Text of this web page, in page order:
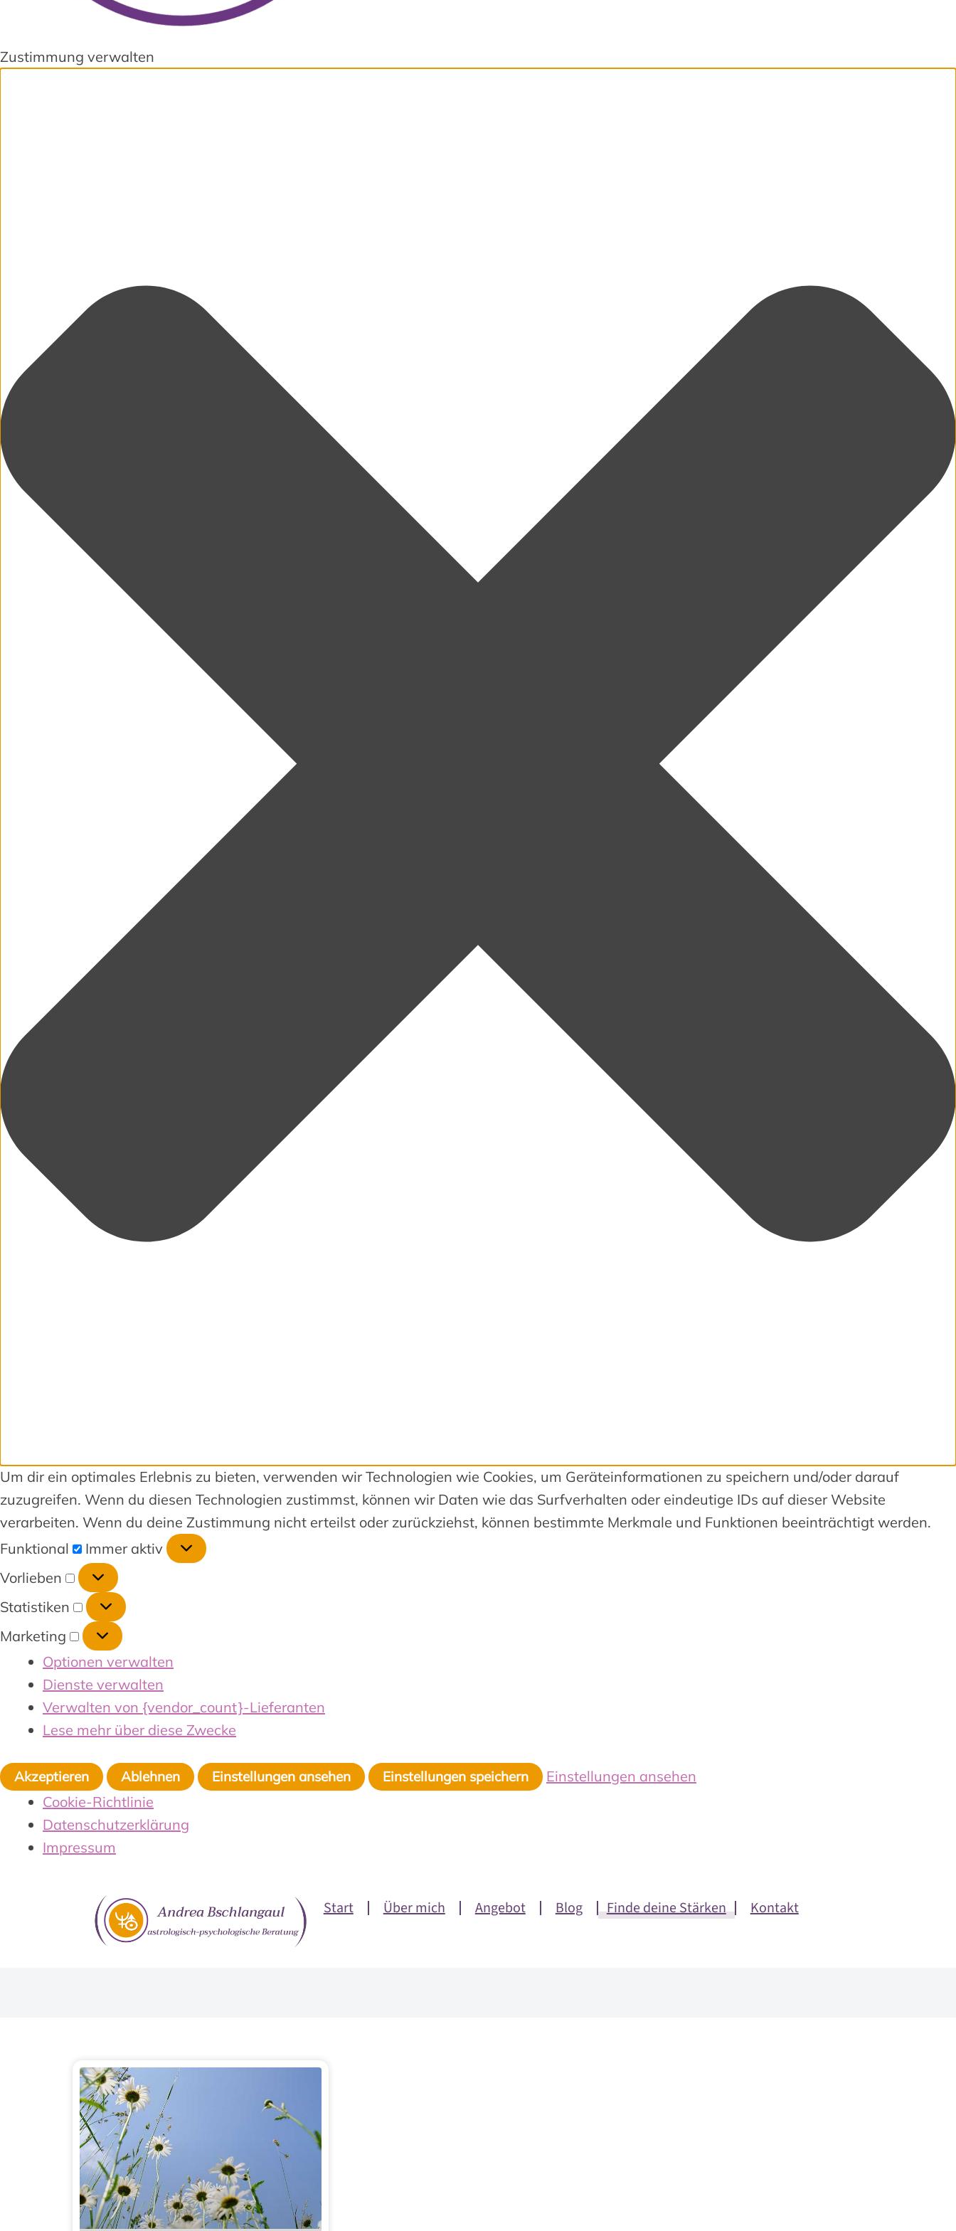
Zustimmung verwalten
Um dir ein optimales Erlebnis zu bieten, verwenden wir Technologien wie Cookies, um Geräteinformationen zu speichern und/oder darauf
zuzugreifen. Wenn du diesen Technologien zustimmst, können wir Daten wie das Surfverhalten oder eindeutige IDs auf dieser Website
verarbeiten. Wenn du deine Zustimmung nicht erteilst oder zurückziehst, können bestimmte Merkmale und Funktionen beeinträchtigt werden.
Funktional
Immer aktiv
Vorlieben
Statistiken
Marketing
Optionen verwalten
Dienste verwalten
Verwalten von {vendor_count}-Lieferanten
Lese mehr über diese Zwecke
Akzeptieren Ablehnen Einstellungen ansehen Einstellungen speichern
Einstellungen ansehen
Cookie-Richtlinie
Datenschutzerklärung
Impressum
Start Über mich Angebot Blog Finde deine Stärken Kontakt